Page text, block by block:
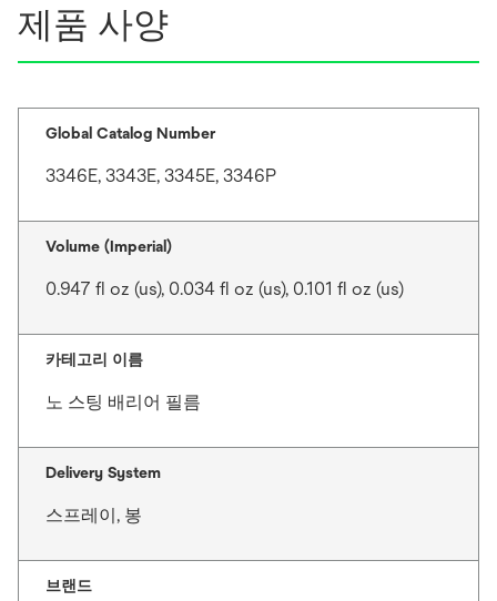
제품 사양
Global Catalog Number
3346E, 3343E, 3345E, 3346P
Volume (Imperial)
0.947 fl oz (us), 0.034 fl oz (us), 0.101 fl oz (us)
카테고리 이름
노 스팅 배리어 필름
Delivery System
스프레이, 봉
브랜드